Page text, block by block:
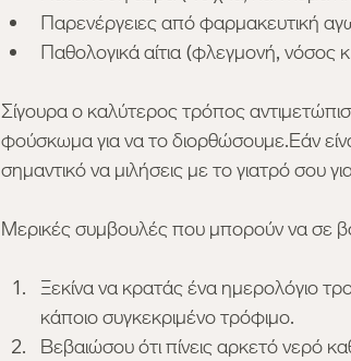
Παρενέργειες από φαρμακευτική
Παθολογικά αίτια (φλεγμονή, νόσος
Σίγουρα ο καλύτερος τρόπος
φούσκωμα για να το διορθώσουμε.Εάν
σημαντικό να μιλήσεις με το γιατρό σου
Μερικές συμβουλές που μπορούν να σε
Ξεκίνα να κρατάς ένα ημερολόγιο
κάποιο συγκεκριμένο τρόφιμο.
Βεβαιώσου ότι πίνεις αρκετό νερό